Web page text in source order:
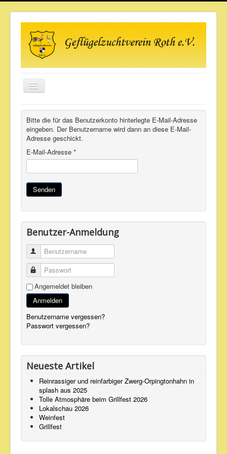
Toggle
Aktuelles
Wir über uns
Unsere Tiere
Termine
Pinwand
Galerie
Kontakt
Links
Impressum
Bitte die für das Benutzerkonto hinterlegte E-Mail-Adresse
eingeben. Der Benutzername wird dann an diese E-Mail-
Adresse geschickt.
E-Mail-Adresse *
Senden
Benutzer-Anmeldung
Benutzername
Passwort
Angemeldet bleiben
Anmelden
Benutzername vergessen?
Passwort vergessen?
Neueste Artikel
Reinrassiger und reinfarbiger Zwerg-Orpingtonhahn in
splash aus 2025
Tolle Atmosphäre beim Grillfest 2026
Lokalschau 2026
Weinfest
Grillfest